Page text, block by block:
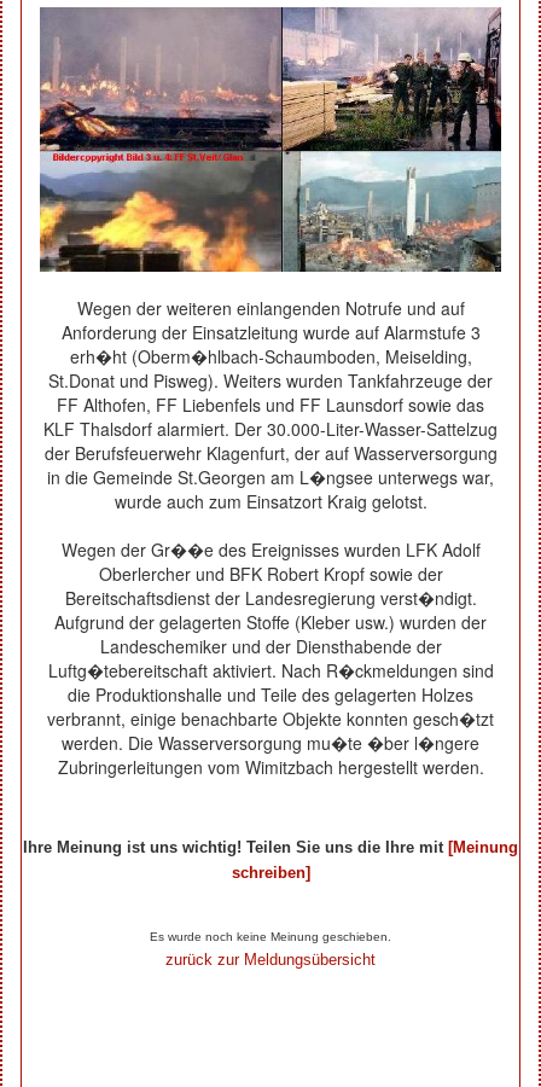
Wegen der weiteren einlangenden Notrufe und auf
Anforderung der Einsatzleitung wurde auf Alarmstufe 3
erh�ht (Oberm�hlbach-Schaumboden, Meiselding,
St.Donat und Pisweg). Weiters wurden Tankfahrzeuge der
FF Althofen, FF Liebenfels und FF Launsdorf sowie das
KLF Thalsdorf alarmiert. Der 30.000-Liter-Wasser-Sattelzug
der Berufsfeuerwehr Klagenfurt, der auf Wasserversorgung
in die Gemeinde St.Georgen am L�ngsee unterwegs war,
wurde auch zum Einsatzort Kraig gelotst.
Wegen der Gr��e des Ereignisses wurden LFK Adolf
Oberlercher und BFK Robert Kropf sowie der
Bereitschaftsdienst der Landesregierung verst�ndigt.
Aufgrund der gelagerten Stoffe (Kleber usw.) wurden der
Landeschemiker und der Diensthabende der
Luftg�tebereitschaft aktiviert. Nach R�ckmeldungen sind
die Produktionshalle und Teile des gelagerten Holzes
verbrannt, einige benachbarte Objekte konnten gesch�tzt
werden. Die Wasserversorgung mu�te �ber l�ngere
Zubringerleitungen vom Wimitzbach hergestellt werden.
Ihre Meinung ist uns wichtig! Teilen Sie uns die Ihre mit [Meinung
schreiben]
Es wurde noch keine Meinung geschieben.
zurück zur Meldungsübersicht